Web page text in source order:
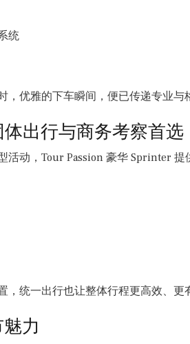
统
优雅的下车瞬间，便已传递专业与
出行与商务考察首选
动，Tour Passion 豪华 Sprinter 提
统一出行也让整体行程更高效、更
力